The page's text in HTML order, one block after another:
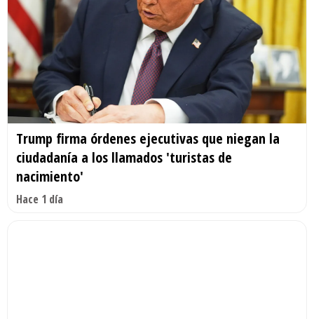
Trump firma órdenes ejecutivas que niegan la
ciudadanía a los llamados 'turistas de
nacimiento'
Hace 1 día